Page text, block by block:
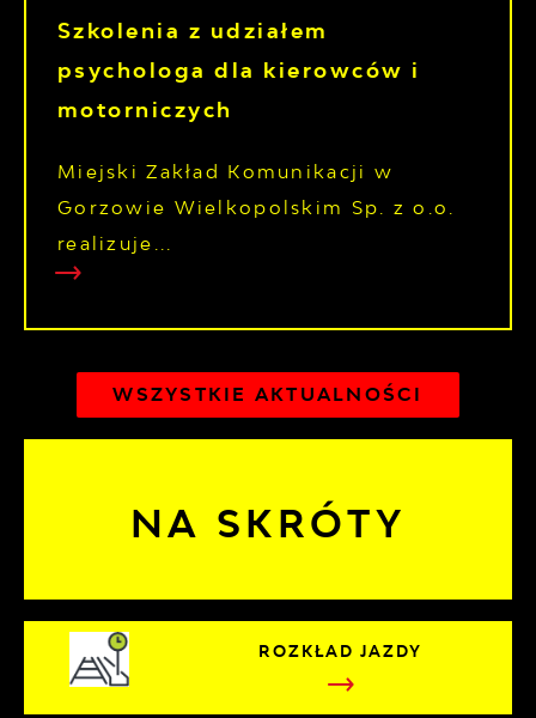
Szkolenia z udziałem
psychologa dla kierowców i
motorniczych
Miejski Zakład Komunikacji w
Gorzowie Wielkopolskim Sp. z o.o.
realizuje...
WSZYSTKIE AKTUALNOŚCI
NA SKRÓTY
ROZKŁAD JAZDY